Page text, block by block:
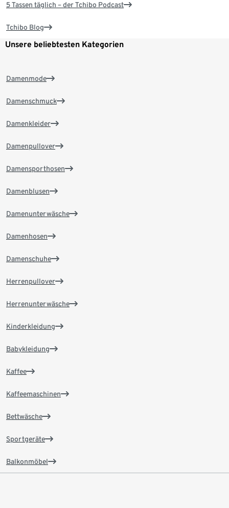
5 Tassen täglich – der Tchibo Podcast
Tchibo Blog
Unsere beliebtesten Kategorien
Damenmode
Damenschmuck
Damenkleider
Damenpullover
Damensporthosen
Damenblusen
Damenunterwäsche
Damenhosen
Damenschuhe
Herrenpullover
Herrenunterwäsche
Kinderkleidung
Babykleidung
Kaffee
Kaffeemaschinen
Bettwäsche
Sportgeräte
Balkonmöbel